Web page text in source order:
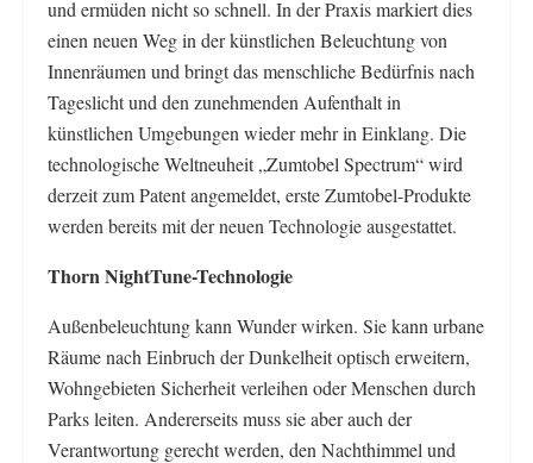
und ermüden nicht so schnell. In der Praxis markiert dies
einen neuen Weg in der künstlichen Beleuchtung von
Innenräumen und bringt das menschliche Bedürfnis nach
Tageslicht und den zunehmenden Aufenthalt in
künstlichen Umgebungen wieder mehr in Einklang. Die
technologische Weltneuheit „Zumtobel Spectrum“ wird
derzeit zum Patent angemeldet, erste Zumtobel-Produkte
werden bereits mit der neuen Technologie ausgestattet.
Thorn NightTune-Technologie
Außenbeleuchtung kann Wunder wirken. Sie kann urbane
Räume nach Einbruch der Dunkelheit optisch erweitern,
Wohngebieten Sicherheit verleihen oder Menschen durch
Parks leiten. Andererseits muss sie aber auch der
Verantwortung gerecht werden, den Nachthimmel und